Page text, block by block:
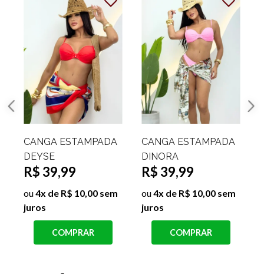
CANGA ESTAMPADA
DEYSE
R$ 39,99
ou4x de R$ 10,00 sem
juros
COMPRAR
CANGA ESTAMPADA
DINORA
R$ 39,99
ou4x de R$ 10,00 sem
juros
COMPRAR